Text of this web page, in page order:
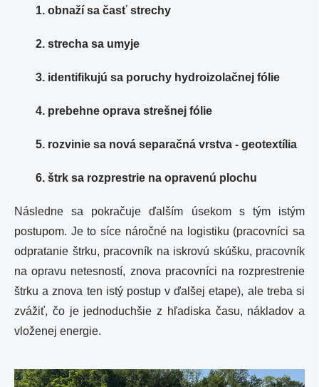
1. obnaží sa časť strechy
2. strecha sa umyje
3. identifikujú sa poruchy hydroizolačnej fólie
4. prebehne oprava strešnej fólie
5. rozvinie sa nová separačná vrstva - geotextília
6. štrk sa rozprestrie na opravenú plochu
Následne sa pokračuje ďalším úsekom s tým istým
postupom. Je to síce náročné na logistiku (pracovníci sa
odpratanie štrku, pracovník na iskrovú skúšku, pracovník
na opravu netesností, znova pracovníci na rozprestrenie
štrku a znova ten istý postup v ďalšej etape), ale treba si
zvážiť, čo je jednoduchšie z hľadiska času, nákladov a
vloženej energie.